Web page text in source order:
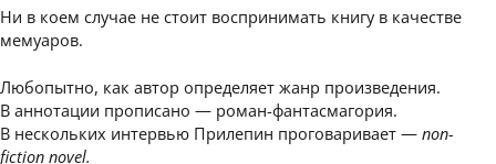
Ни в коем случае не стоит воспринимать книгу в качестве
мемуаров.
Любопытно, как автор определяет жанр произведения.
В аннотации прописано — роман-фантасмагория.
В нескольких интервью Прилепин проговаривает — non-
fiction novel.